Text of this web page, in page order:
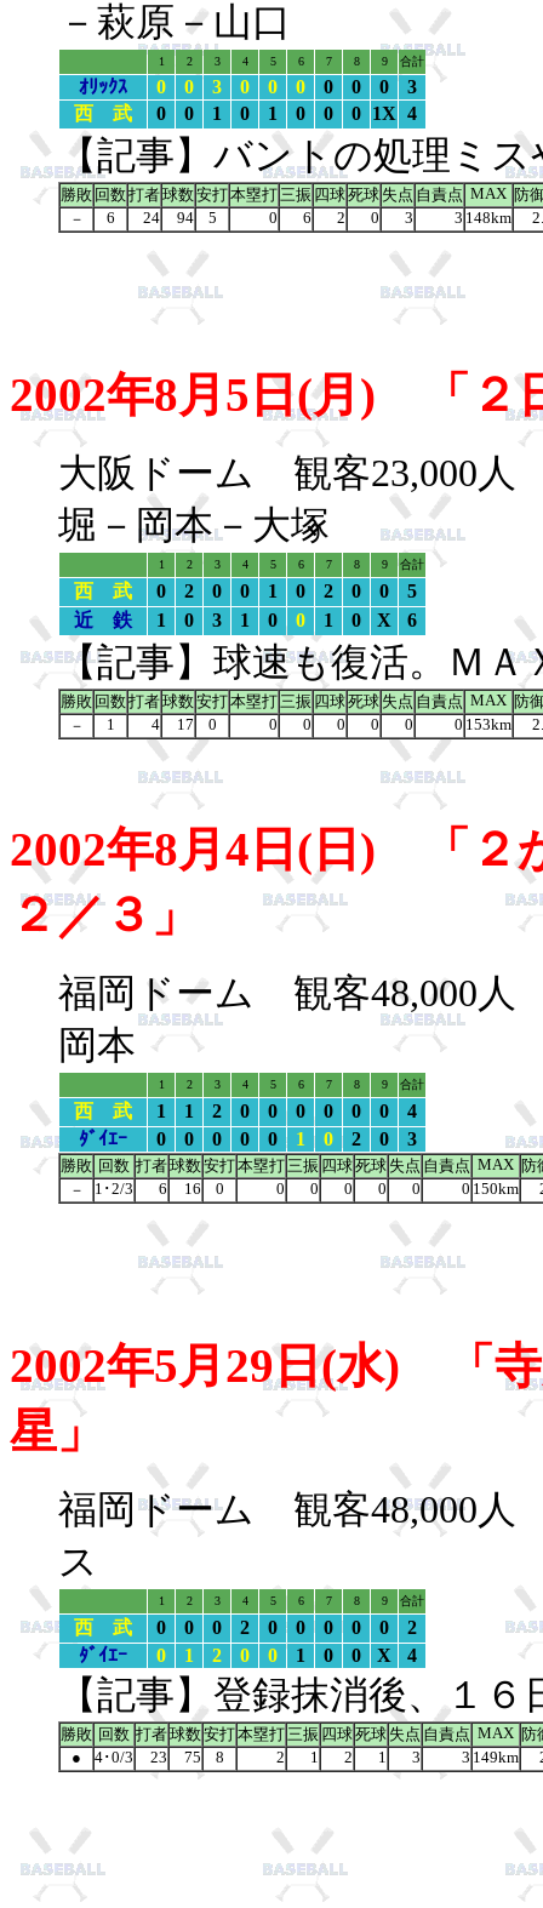
－萩原－山口
1 2 3 4 5 6 7 8 9 合計
ｵﾘｯｸｽ 0 0 3 0 0 0 0 0 0
3
西 武
0 0 1 0 1 0 0 0 1X 4
【記事】バントの処理ミ
勝敗 回数打者球数安打本塁打三振 四球死球 失点 自責点 MAX 防
－
6 24 94 5 0 6 2 0 3 3 148km
2002年8月5日(月) 「２
大阪ドーム 観客23,000人
堀－岡本－大塚
1 2 3 4 5 6 7 8 9 合計
西 武 0 2 0 0 1 0 2 0 0
5
近 鉄
1 0 3 1 0 0 1 0 X 6
【記事】球速も復活。ＭＡ
勝敗 回数打者球数安打本塁打三振 四球死球 失点 自責点 MAX 防
－
1 4 17 0 0 0 0 0 0 0 153km
2002年8月4日(日) 「２
２／３」
福岡ドーム 観客48,000人
岡本
1 2 3 4 5 6 7 8 9 合計
西 武 1 1 2 0 0 0 0 0 0
4
ﾀﾞｲｴｰ
0 0 0 0 0 1 0 2 0 3
勝敗 回数 打者球数安打本塁打三振 四球死球 失点 自責点 MAX 防
－
1･2/3 6 16 0 0 0 0 0 0 0 150km
2002年5月29日(水) 「
星」
福岡ドーム 観客48,000人
ス
1 2 3 4 5 6 7 8 9 合計
西 武 0 0 0 2 0 0 0 0 0
2
ﾀﾞｲｴｰ
0 1 2 0 0 1 0 0 X 4
【記事】登録抹消後、１
勝敗 回数 打者球数安打本塁打三振 四球死球 失点 自責点 MAX 防
●
4･0/3 23 75 8 2 1 2 1 3 3 149km